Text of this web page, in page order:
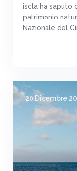
isola ha saputo
patrimonio
Nazionale del
20 Dicembre